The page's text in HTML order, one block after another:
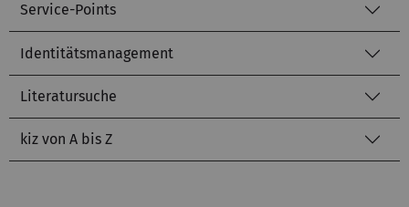
Service-Points
Identitätsmanagement
Literatursuche
kiz von A bis Z